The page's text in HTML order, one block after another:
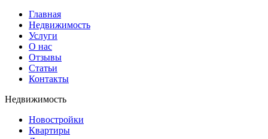
Главная
Недвижимость
Услуги
О нас
Отзывы
Статьи
Контакты
Недвижимость
Новостройки
Квартиры